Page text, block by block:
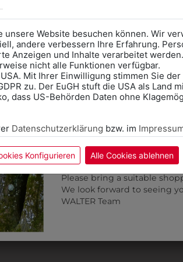
30876907
Website besuchen können. Wir
andere verbessern Ihre Erfahrung.
Anzeigen und Inhalte verarbeitet
nicht alle Funktionen verfügbar.
Mit Ihrer Einwilligung stimmen Sie
zu. Der EuGH stuft die USA als Land
dass US-Behörden Daten ohne
Datenschutzerklärung bzw. im
Konfigurieren Alle Cookies ablehnen
AnprobeVorort im
das Kalendersymbol.
Ohne Termin kann es zu
Bitte nehmen Sie eine
für Ihren Einkauf mit.
Wir freuen uns - Das
correct school.
calendar icon.
Without an appointment,
Please bring a suitable
We look forward to seeing
WALTER Team